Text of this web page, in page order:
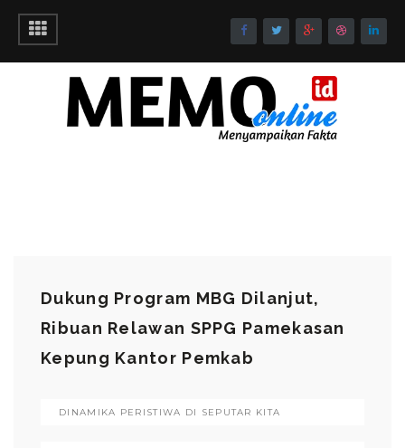
Dukung Program MBG Dilanjut,
Ribuan Relawan SPPG Pamekasan
Kepung Kantor Pemkab
DINAMIKA PERISTIWA DI SEPUTAR KITA